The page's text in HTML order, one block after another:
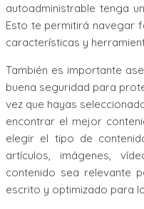
autoadministrable tenga
Esto te permitirá navegar
características y
También es importante
buena seguridad para
vez que hayas
encontrar el mejor
elegir el tipo de
artículos, imágenes,
contenido sea relevante
escrito y optimizado para